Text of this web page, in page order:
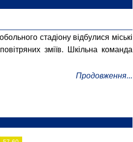
стадіону відбулися міські
зміїв. Шкільна команда
Продовження...